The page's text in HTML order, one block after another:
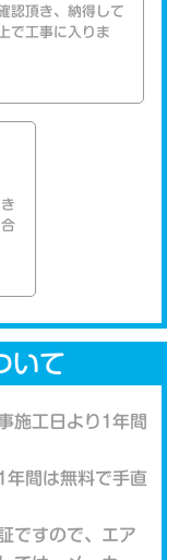
認頂き、納得して
で工事に入りま
いて
施工日より1年間
年間は無料で手直
ですので、エア